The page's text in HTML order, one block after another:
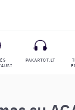
PAKARTOT.LT